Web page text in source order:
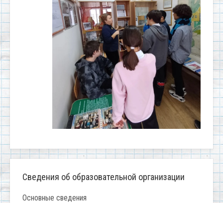
Сведения об образовательной организации
Основные сведения